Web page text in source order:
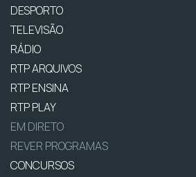
DESPORTO
TELEVISÃO
RÁDIO
RTP ARQUIVOS
RTP ENSINA
RTP PLAY
EM DIRETO
REVER PROGRAMAS
CONCURSOS